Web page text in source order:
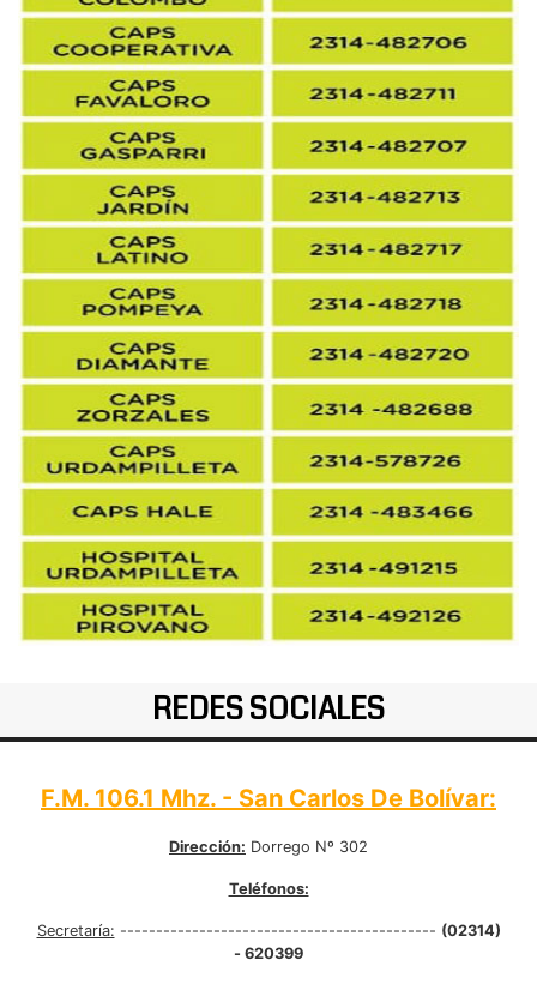
REDES SOCIALES
F.M. 106.1 Mhz. - San Carlos De Bolívar:
Dirección: Dorrego Nº 302
Teléfonos:
Secretaría: -------------------------------------------- (02314)
- 620399